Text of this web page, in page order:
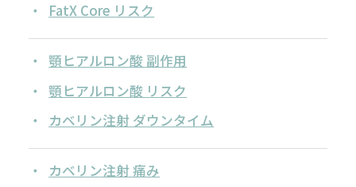
FatX Core リスク
顎ヒアルロン酸 副作用
顎ヒアルロン酸 リスク
カベリン注射 ダウンタイム
カベリン注射 痛み